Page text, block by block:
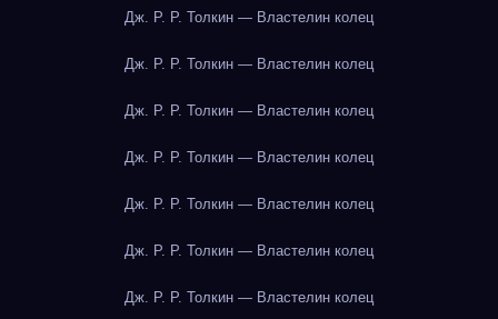
Дж. Р. Р. Толкин — Властелин колец
Дж. Р. Р. Толкин — Властелин колец
Дж. Р. Р. Толкин — Властелин колец
Дж. Р. Р. Толкин — Властелин колец
Дж. Р. Р. Толкин — Властелин колец
Дж. Р. Р. Толкин — Властелин колец
Дж. Р. Р. Толкин — Властелин колец